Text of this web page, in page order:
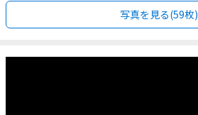
写真を見る(59枚)